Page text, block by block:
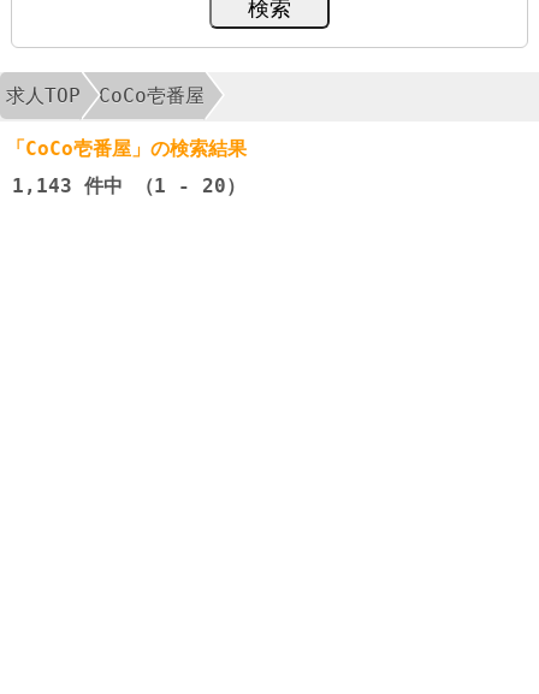
求人TOP CoCo壱番屋
「CoCo壱番屋」の検索結果
1,143 件中 （1 - 20）